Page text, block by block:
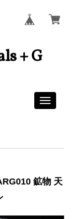
+ G
Toggle
鉱物 天